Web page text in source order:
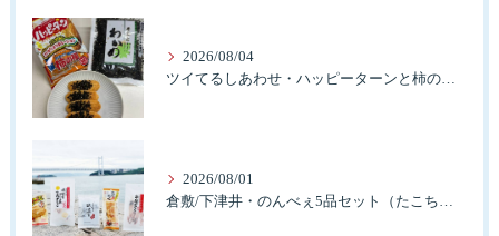
2026/08/04
ツイてるしあわせ・ハッピーターンと柿の種とそふとわかめふりかけとタコふりかけ・ハッピーコラボレーション
2026/08/01